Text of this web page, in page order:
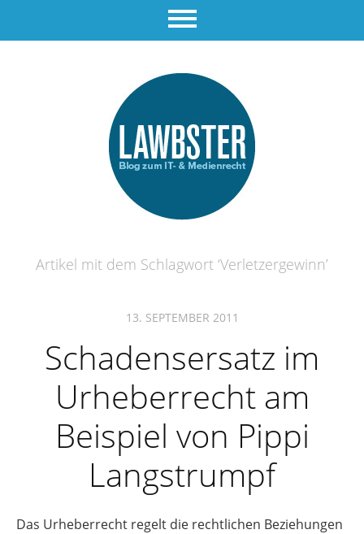
Artikel mit dem Schlagwort ‘Verletzergewinn’
13. SEPTEMBER 2011
Schadensersatz im
Urheberrecht am
Beispiel von Pippi
Langstrumpf
Das Urheberrecht regelt die rechtlichen Beziehungen